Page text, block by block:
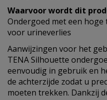
Waarvoor wordt dit
Ondergoed met een
voor urineverlies
Aanwijzingen voor het
TENA Silhouette
eenvoudig in gebruik en
de achterzijde zodat u
moeten trekken. Dankzij